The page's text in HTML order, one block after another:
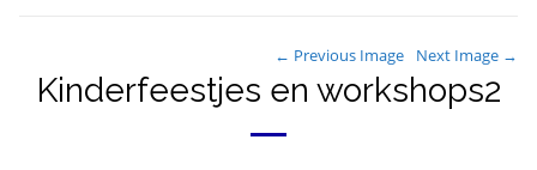
← Previous Image Next Image →
Kinderfeestjes en workshops2